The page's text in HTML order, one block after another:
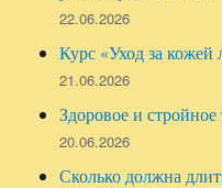
22.06.2026
Курс «Уход за
21.06.2026
Здоровое и
20.06.2026
Сколько должна